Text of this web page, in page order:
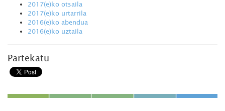
2017(e)ko otsaila
2017(e)ko urtarrila
2016(e)ko abendua
2016(e)ko uztaila
Partekatu